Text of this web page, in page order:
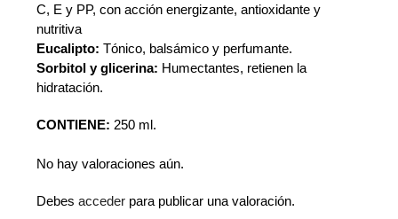
C, E y PP, con acción energizante, antioxidante y
nutritiva
Eucalipto: Tónico, balsámico y perfumante.
Sorbitol y glicerina: Humectantes, retienen la
hidratación.
CONTIENE: 250 ml.
No hay valoraciones aún.
Debesacceder para publicar una valoración.